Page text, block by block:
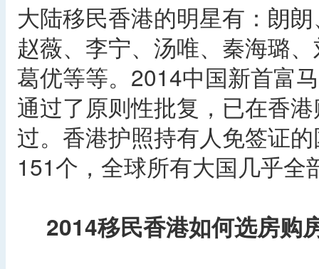
大陆移民香港的明星有：朗
赵薇、李宁、汤唯、秦海璐
葛优等等。2014中国新首富
通过了原则性批复，已在香
过。香港护照持有人免签证
151个，全球所有大国几乎全
2014移民香港如何选房购